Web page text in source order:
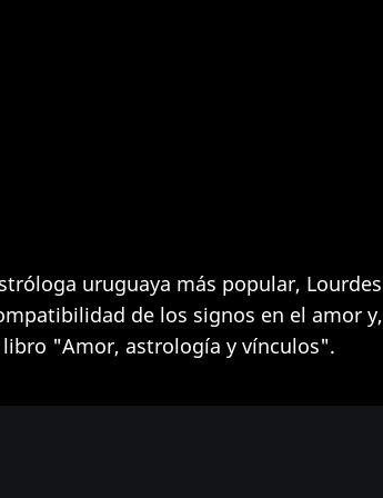
uruguaya más popular, Lourdes
de los signos en el amor y,
"Amor, astrología y vínculos".